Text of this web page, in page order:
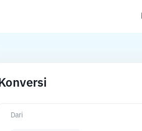
Konversi
Dari